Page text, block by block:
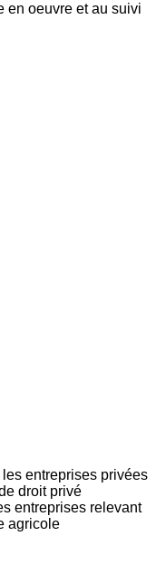
en oeuvre et au suivi
entreprises privées
droit privé
entreprises relevant
agricole